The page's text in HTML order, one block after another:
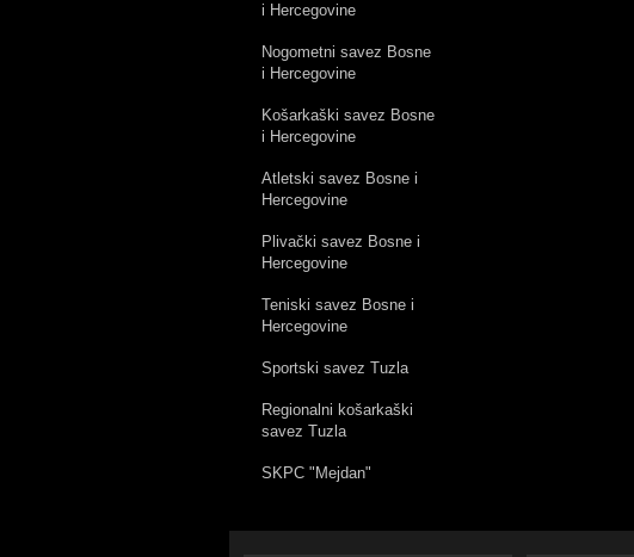
i Hercegovine
Nogometni savez Bosne
i Hercegovine
Košarkaški savez Bosne
i Hercegovine
Atletski savez Bosne i
Hercegovine
Plivački savez Bosne i
Hercegovine
Teniski savez Bosne i
Hercegovine
Sportski savez Tuzla
Regionalni košarkaški
savez Tuzla
SKPC "Mejdan"